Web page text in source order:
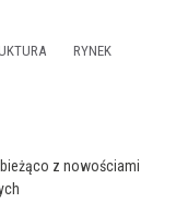
RYNEK
z nowościami